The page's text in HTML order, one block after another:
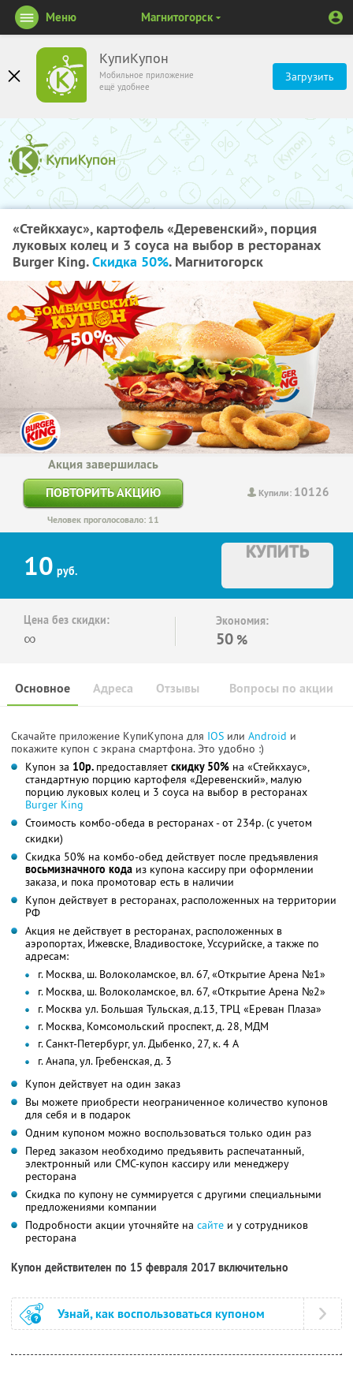
КупиКупон
Мобильное приложение
ещё удобнее
Загрузить
Меню Магнитогорск
«Стейкхаус», картофель «Деревенский», порция
луковых колец и 3 соуса на выбор в ресторанах
Burger King.Скидка 50%. Магнитогорск
Купили: 10126
Акция завершилась
ПОВТОРИТЬ АКЦИЮ
Человек проголосовало: 11
10 руб.
КУПИТЬ
Цена без скидки:
∞
Экономия:
50 %
Основное Отзывы Вопросы по акции
Адреса
Скачайте приложение КупиКупона для IOS или Android и
покажите купон с экрана смартфона. Это удобно :)
Купон за 10р. предоставляет скидку 50% на «Стейкхаус»,
стандартную порцию картофеля «Деревенский», малую
порцию луковых колец и 3 соуса на выбор в ресторанах
Burger King
Стоимость комбо-обеда в ресторанах - от 234р. (с учетом
скидки)
Скидка 50% на комбо-обед действует после предъявления
восьмизначного кода из купона кассиру при оформлении
заказа, и пока промотовар есть в наличии
Купон действует в ресторанах, расположенных на территории
РФ
Акция не действует в ресторанах, расположенных в
аэропортах, Ижевске, Владивостоке, Уссурийске, а также по
адресам:
г. Москва, ш. Волоколамское, вл. 67, «Открытие Арена №1»
г. Москва, ш. Волоколамское, вл. 67, «Открытие Арена №2»
г. Москва ул. Большая Тульская, д.13, ТРЦ «Ереван Плаза»
г. Москва, Комсомольский проспект, д. 28, МДМ
г. Санкт-Петербург, ул. Дыбенко, 27, к. 4 А
г. Анапа, ул. Гребенская, д. 3
Купон действует на один заказ
Вы можете приобрести неограниченное количество купонов
для себя и в подарок
Одним купоном можно воспользоваться только один раз
Перед заказом необходимо предъявить распечатанный,
электронный или СМС-купон кассиру или менеджеру
ресторана
Скидка по купону не суммируется с другими специальными
предложениями компании
Подробности акции уточняйте на сайте и у сотрудников
ресторана
Купон действителен по 15 февраля 2017 включительно
Узнай, как воспользоваться купоном